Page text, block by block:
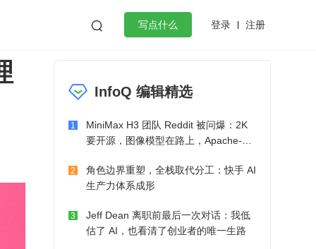
 写点什么 登录 注册
作
微服务架构 flutter
InfoQ 编辑精选
1
MiniMax H3 团队 Reddit 被问爆：2K
要开源，图像模型在路上，Apache-2.0
2
角色边界重塑，全栈取代分工：快手 AI
生产力体系成形
3
Jeff Dean 离职前最后一次对话：我低
估了 AI，也看清了创业者的唯一生路